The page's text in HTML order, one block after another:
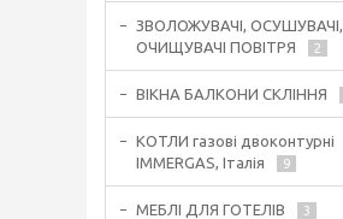
ЗВОЛОЖУВАЧІ, ОСУШУВАЧІ,
ОЧИЩУВАЧІ ПОВІТРЯ
2
ВІКНА БАЛКОНИ СКЛІННЯ
КОТЛИ газові двоконтурні
IMMERGAS, Італія
9
МЕБЛІ ДЛЯ ГОТЕЛІВ 3